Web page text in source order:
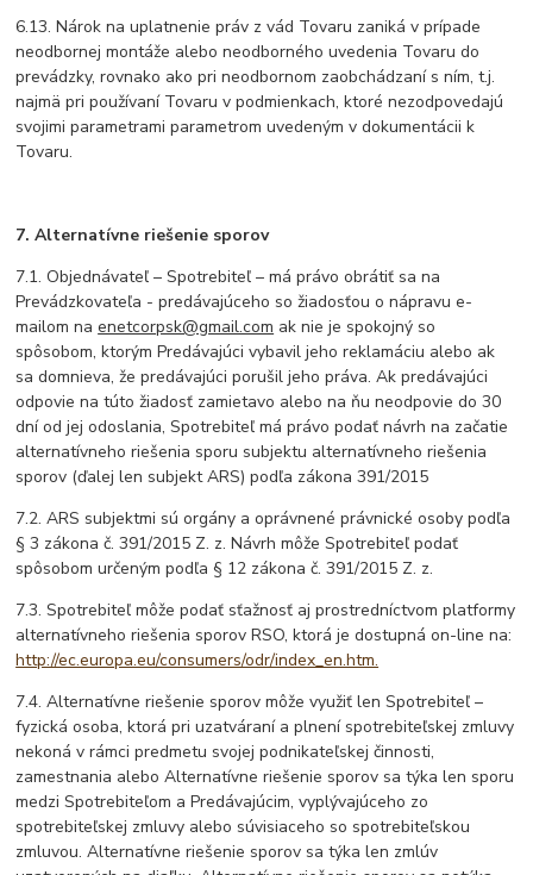
6.13. Nárok na uplatnenie práv z vád Tovaru zaniká v prípade
neodbornej montáže alebo neodborného uvedenia Tovaru do
prevádzky, rovnako ako pri neodbornom zaobchádzaní s ním, t.j.
najmä pri používaní Tovaru v podmienkach, ktoré nezodpovedajú
svojimi parametrami parametrom uvedeným v dokumentácii k
Tovaru.
7. Alternatívne riešenie sporov
7.1. Objednávateľ – Spotrebiteľ – má právo obrátiť sa na
Prevádzkovateľa - predávajúceho so žiadosťou o nápravu e-
mailom naenetcorpsk@gmail.com ak nie je spokojný so
spôsobom, ktorým Predávajúci vybavil jeho reklamáciu alebo ak
sa domnieva, že predávajúci porušil jeho práva. Ak predávajúci
odpovie na túto žiadosť zamietavo alebo na ňu neodpovie do 30
dní od jej odoslania, Spotrebiteľ má právo podať návrh na začatie
alternatívneho riešenia sporu subjektu alternatívneho riešenia
sporov (ďalej len subjekt ARS) podľa zákona 391/2015
7.2. ARS subjektmi sú orgány a oprávnené právnické osoby podľa
§ 3 zákona č. 391/2015 Z. z. Návrh môže Spotrebiteľ podať
spôsobom určeným podľa § 12 zákona č. 391/2015 Z. z.
7.3. Spotrebiteľ môže podať sťažnosť aj prostredníctvom platformy
alternatívneho riešenia sporov RSO, ktorá je dostupná on-line na:
http://ec.europa.eu/consumers/odr/index_en.htm.
7.4. Alternatívne riešenie sporov môže využiť len Spotrebiteľ –
fyzická osoba, ktorá pri uzatváraní a plnení spotrebiteľskej zmluvy
nekoná v rámci predmetu svojej podnikateľskej činnosti,
zamestnania alebo Alternatívne riešenie sporov sa týka len sporu
medzi Spotrebiteľom a Predávajúcim, vyplývajúceho zo
spotrebiteľskej zmluvy alebo súvisiaceho so spotrebiteľskou
zmluvou. Alternatívne riešenie sporov sa týka len zmlúv